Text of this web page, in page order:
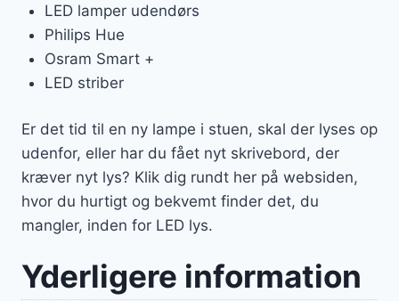
LED lamper udendørs
Philips Hue
Osram Smart +
LED striber
Er det tid til en ny lampe i stuen, skal der lyses op
udenfor, eller har du fået nyt skrivebord, der
kræver nyt lys? Klik dig rundt her på websiden,
hvor du hurtigt og bekvemt finder det, du
mangler, inden for LED lys.
Yderligere information